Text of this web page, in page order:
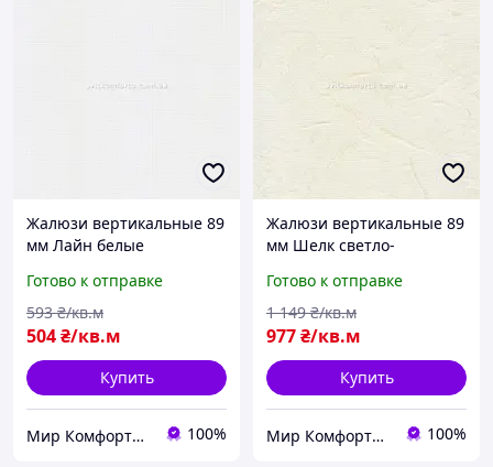
Жалюзи вертикальные 89
мм Лайн белые
Готово к отправке
504₴/кв.м
593 ₴/кв.м
Купить
Мир Комфорта - Ворота, роллеты, автоматика для ворот, жалюзи 100%
Жалюзи вертикальные 89
мм Шелк светло-
Готово к отправке
977₴/кв.м
1 149 ₴/кв.м
Купить
Мир Комфорта - Ворота, роллеты, автоматика для ворот, жалюзи 100%